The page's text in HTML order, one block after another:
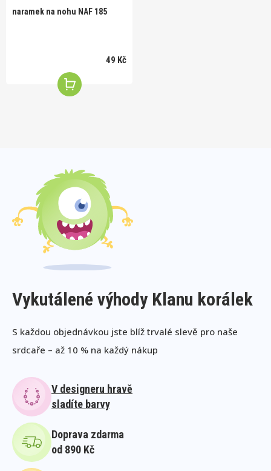
naramek na nohu NAF 185
49 Kč
Vykutálené výhody Klanu korálek
S každou objednávkou jste blíž trvalé slevě pro naše
srdcaře – až 10 % na každý nákup
V designeru hravě
sladíte barvy
Doprava zdarma
od 890 Kč